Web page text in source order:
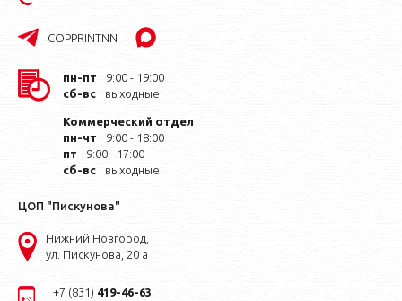
COPPRINTNN
пн-пт
9:00 - 19:00
сб-вс
выходные
Коммерческий отдел
пн-чт
9:00 - 18:00
пт
9:00 - 17:00
сб-вс
выходные
ЦОП "Пискунова"
Нижний Новгород,
ул. Пискунова, 20 а
+7 (831) 419-46-63